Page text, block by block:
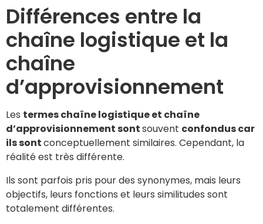
Différences entre la
chaîne logistique et la
chaîne
d’approvisionnement
Les termes chaîne logistique et chaîne
d’approvisionnement sontsouvent confondus car
ils sontconceptuellement similaires. Cependant, la
réalité est très différente.
Ils sont parfois pris pour des synonymes, mais leurs
objectifs, leurs fonctions et leurs similitudes sont
totalement différentes.